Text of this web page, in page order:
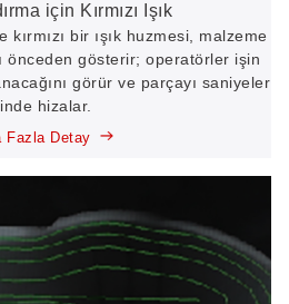
için Kırmızı Işık
bir ışık huzmesi, malzeme
önceden gösterir; operatörler işin
görür ve parçayı saniyeler
hizalar.
Fazla Detay